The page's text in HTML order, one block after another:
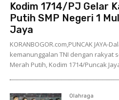
Kodim 1714/PJ Gelar
Putih SMP Negeri 1
Jaya
KORANBOGOR.com,PUNCAK JAYA-
kemanunggalan TNI dengan rakyat
Merah Putih, Kodim 1714/Puncak
Olahraga